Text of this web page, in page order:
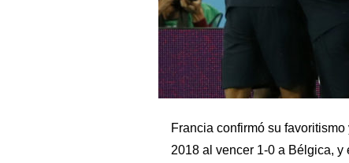
Francia confirmó su
2018 al vencer 1-0 a Bélgica,